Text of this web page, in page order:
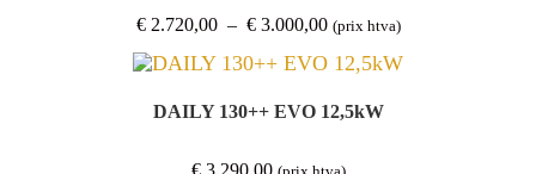
€2.720,00 – €3.000,00Plage
de
prix :
€ 2.720,00
€ 3.000,00
(prix htva)
DAILY 130++ EVO 12,5kW
€3.290,00